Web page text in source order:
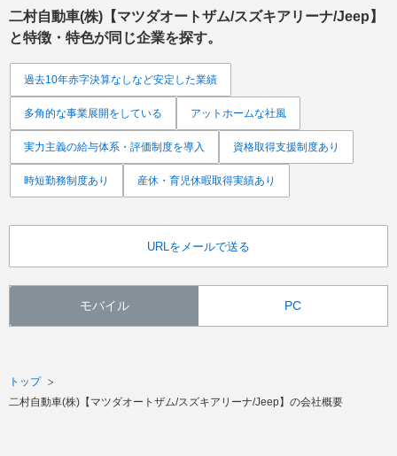
二村自動車(株)【マツダオートザム/スズキアリーナ/Jeep】
と特徴・特色が同じ企業を探す。
過去10年赤字決算なしなど安定した業績
多角的な事業展開をしている アットホームな社風
実力主義の給与体系・評価制度を導入 資格取得支援制度あり
時短勤務制度あり 産休・育児休暇取得実績あり
URLをメールで送る
モバイル PC
トップ
二村自動車(株)【マツダオートザム/スズキアリーナ/Jeep】の会社概要